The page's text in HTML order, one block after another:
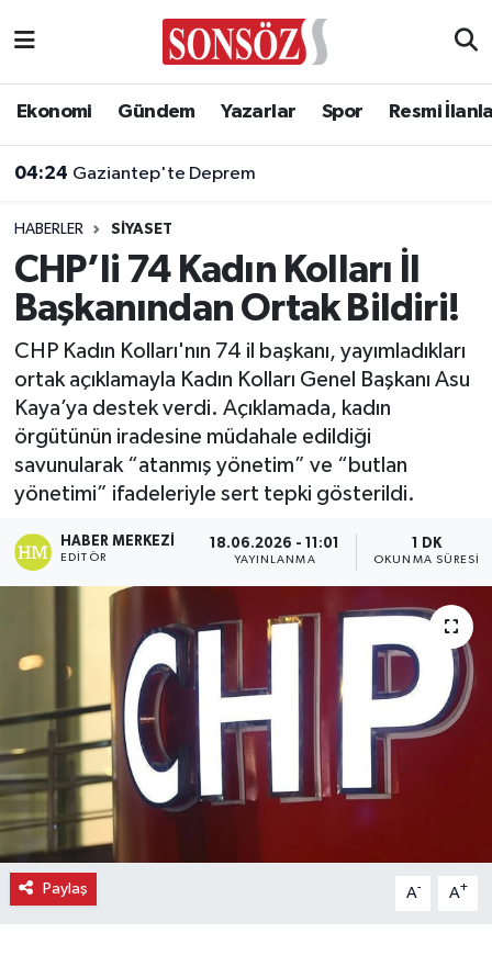
Ekonomi Gündem Yazarlar Spor Resmi
04:24 Gaziantep'te Deprem
HABERLER SIYASET
CHP’li 74 Kadın Kolları İl
Başkanından Ortak Bildiri!
CHP Kadın Kolları'nın 74 il başkanı, yayımladıkları
ortak açıklamayla Kadın Kolları Genel Başkanı Asu
Kaya’ya destek verdi. Açıklamada, kadın
örgütünün iradesine müdahale edildiği
savunularak “atanmış yönetim” ve “butlan
yönetimi” ifadeleriyle sert tepki gösterildi.
HABER MERKEZI
EDITÖR
18.06.2026 - 11:01
YAYINLANMA
1 DK
OKUNMA SÜRESI
Paylaş A- A+
Asayiş
Biyografi
Çevre
Diğer
Dünya
Eğitim
Ekonomi
Eleman
Emlak
Gündem
Gurme
Haber
İlçe Haberleri
Ankara Nöbetçi Eczaneler
Ankara Trafik Yoğunluk Haritası
Süper Lig Puan Durumu ve Fikstür
Tüm Manşetler
Son Dakika Haberleri
Haber Arşivi